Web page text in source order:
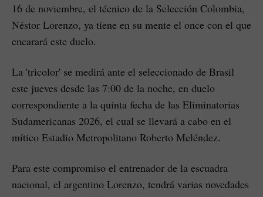
16 de noviembre, el técnico de la Selección Colombia,
Néstor Lorenzo, ya tiene en su mente el once con el que
encarará este duelo.
La 'tricolor' se medirá ante el seleccionado de Brasil
este jueves desde las 7:00 de la noche, en duelo
correspondiente a la quinta fecha de las Eliminatorias
Sudamericanas 2026, el cual se llevará a cabo en el
mítico Estadio Metropolitano Roberto Meléndez.
Para este compromiso el entrenador de la escuadra
nacional, el argentino Lorenzo, tendrá varias novedades